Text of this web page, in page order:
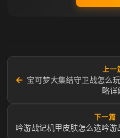
←
上一
宝可梦大集结守卫战怎么
略详
下一篇
吟游战记机甲皮肤怎么选吟